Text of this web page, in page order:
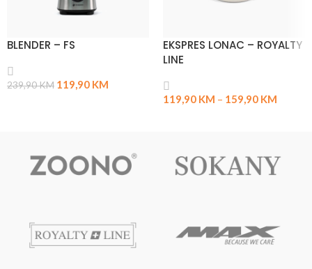
BLENDER – FS
239,90KM 119,90 KM
EKSPRES LONAC – ROYALTY
LINE
119,90 KM – 159,90 KM